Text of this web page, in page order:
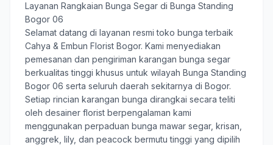
Layanan Rangkaian Bunga Segar di Bunga Standing
Bogor 06
Selamat datang di layanan resmi toko bunga terbaik
Cahya & Embun Florist Bogor. Kami menyediakan
pemesanan dan pengiriman karangan bunga segar
berkualitas tinggi khusus untuk wilayah Bunga Standing
Bogor 06 serta seluruh daerah sekitarnya di Bogor.
Setiap rincian karangan bunga dirangkai secara teliti
oleh desainer florist berpengalaman kami
menggunakan perpaduan bunga mawar segar, krisan,
anggrek, lily, dan peacock bermutu tinggi yang dipilih